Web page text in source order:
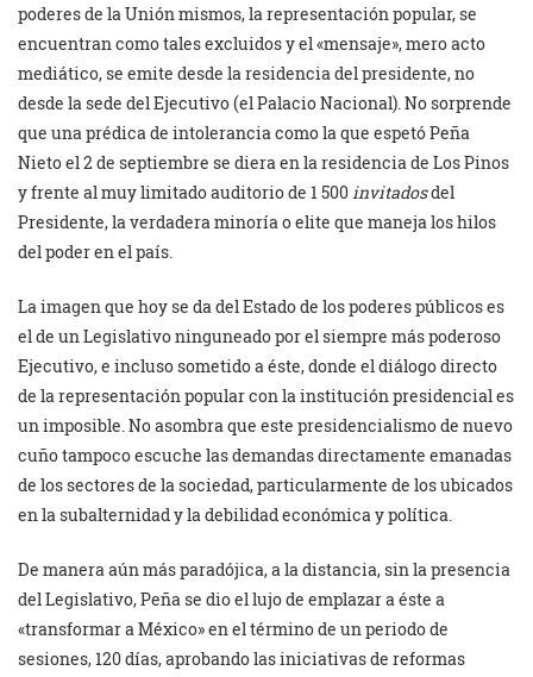
poderes de la Unión mismos, la representación popular, se
encuentran como tales excluidos y el «mensaje», mero acto
mediático, se emite desde la residencia del presidente, no
desde la sede del Ejecutivo (el Palacio Nacional). No sorprende
que una prédica de intolerancia como la que espetó Peña
Nieto el 2 de septiembre se diera en la residencia de Los Pinos
y frente al muy limitado auditorio de 1 500invitadosdel
Presidente, la verdadera minoría o elite que maneja los hilos
del poder en el país.
La imagen que hoy se da del Estado de los poderes públicos es
el de un Legislativo ninguneado por el siempre más poderoso
Ejecutivo, e incluso sometido a éste, donde el diálogo directo
de la representación popular con la institución presidencial es
un imposible. No asombra que este presidencialismo de nuevo
cuño tampoco escuche las demandas directamente emanadas
de los sectores de la sociedad, particularmente de los ubicados
en la subalternidad y la debilidad económica y política.
De manera aún más paradójica, a la distancia, sin la presencia
del Legislativo, Peña se dio el lujo de emplazar a éste a
«transformar a México» en el término de un periodo de
sesiones, 120 días, aprobando las iniciativas de reformas